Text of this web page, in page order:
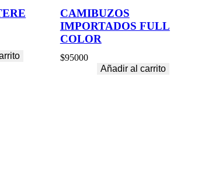
CAMIBUZOS
IMPORTADOS FULL
COLOR
$95000
Añadir al carrito